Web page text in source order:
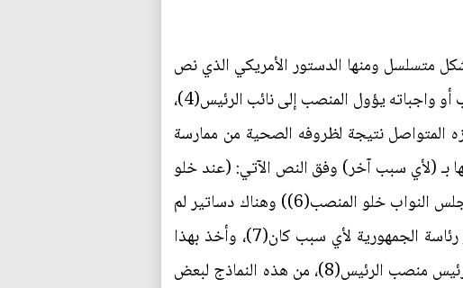
متسلسل ومنها الدستور الأمريكي الذي نص
عند إقالة الرئيس من منصبه، أو في حالة وفاته أو استقالته، أو عجزه عن أداء سلطات ذلك المنصب أو واجباته يؤول المنصب إلى نائب الرئيس(4)،
المتواصل نتيجة لظروفه الصحية من ممارسة
حالة الخلو وختمها بـ (لأي سبب آخر) وفق النص الآتي: (عند خلو
منصب رئيس الجمهورية للاستقالة أو الوفاه، أو العجز الدائم من العمل أو لأي سبب آخر يعلن مجلس النواب خلو المنصب(6)) وهناك دساتير لم
تتطرق إلى تفاصيل حالة الخلو، ومنها الدستور الفرنسي لسنة 1958 الذي نص في حالة شغور رئاسة الجمهورية لأي سبب كان(7)، وأخذ بهذا
النهج الدستور الصيني: (في حالة شغور منصب رئيس جمهورية الصين الشعبية... يتولى نائب الرئيس منصب الرئيس(8)، من هذه النماذج لبعض